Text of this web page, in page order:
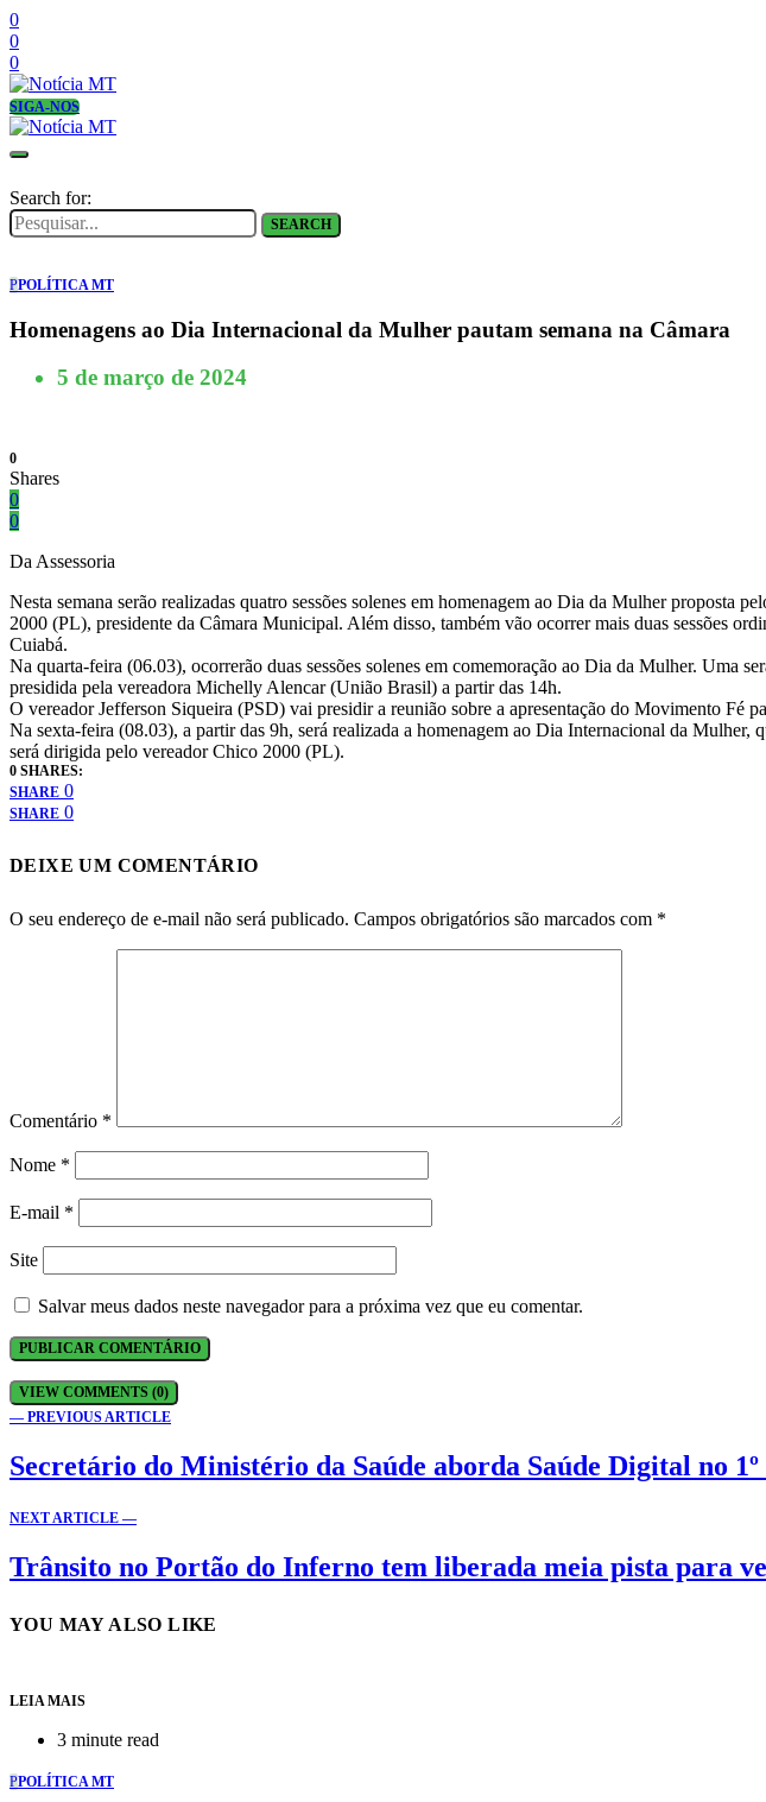
0
0
0
SIGA-NOS
Search for:
SEARCH
PPOLÍTICA MT
Homenagens ao Dia Internacional da Mulher pautam semana na Câmara
5 de março de 2024
0
Shares
0
0
Da Assessoria
Nesta semana serão realizadas quatro sessões solenes em homenagem ao Dia da Mulher
2000 (PL), presidente da Câmara Municipal. Além disso, também vão ocorrer mais duas sessões
Cuiabá.
Na quarta-feira (06.03), ocorrerão duas sessões solenes em comemoração ao Dia da Mulher. Uma
presidida pela vereadora Michelly Alencar (União Brasil) a partir das 14h.
O vereador Jefferson Siqueira (PSD) vai presidir a reunião sobre a apresentação do Movimento Fé
Na sexta-feira (08.03), a partir das 9h, será realizada a homenagem ao Dia Internacional da
será dirigida pelo vereador Chico 2000 (PL).
0 SHARES:
SHARE 0
SHARE 0
DEIXE UM COMENTÁRIO
O seu endereço de e-mail não será publicado. Campos obrigatórios são marcados com *
Comentário *
Nome *
E-mail *
Site
Salvar meus dados neste navegador para a próxima vez que eu comentar.
VIEW COMMENTS (0)
— PREVIOUS ARTICLE
Secretário do Ministério da Saúde aborda Saúde Digital no
NEXT ARTICLE —
Trânsito no Portão do Inferno tem liberada meia pista para
YOU MAY ALSO LIKE
LEIA MAIS
3 minute read
PPOLÍTICA MT